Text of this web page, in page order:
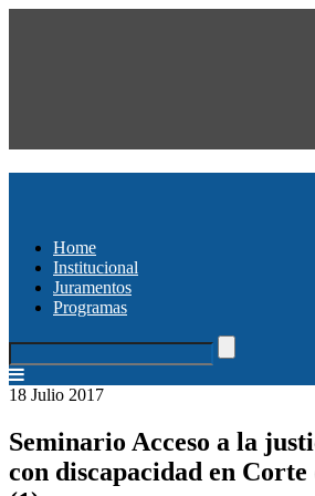
Home
Institucional
Juramentos
Programas
18 Julio 2017
Seminario Acceso a la
con discapacidad en Corte